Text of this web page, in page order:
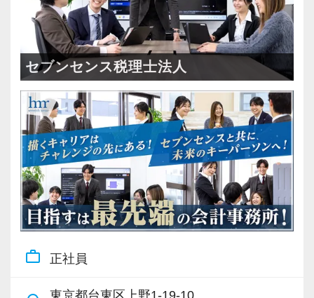
税理士はサービス業です。誠実に仕事を行い、
お客様に満足していただくことを大事にしてく
れる方を求めています。
スキルと経験に合わせてキャリアを重ねつつ、
部下のマネジメントも少しずつお任せして自信
を持っていけるよう私たちもバックアップしま
す。
最初は自信が無くても意欲があれば大丈夫で
す。
一緒に事務所を盛り立てていただける方をお待
ちしています！
・情熱を持って仕事ができ、途中で諦めない人
など、相談・雑談・声かけなど会話の種類を問
わず誰もが気軽にコミュニケーションを楽しめ
る雰囲気があります。
悩んでいるスタッフがいれば「何かあった
り出します。
頑張れば頑張った分だけ評価されるため、希望
すればリーダーや管理職のようなポジションへ
のチャレンジも可能。
税務の知識やスキルだけではない「人に信頼さ
れるマネジメント力」を身に付けたい方は、ぜ
ひ当社の横浜オフィスで一緒に働きましょう！
【ご紹介が多い安定企業でお客様から一番に信
◆仕事やチームの課題にはみんなで解決に臨
みます！
私たち自身も設立から間もないベンチャー組織
です。
一人ひとりの振る舞いがこれからの組織のカル
チャーを作ります。
自分たちの手で、イチから会社組織を作ってい
くという経験は、他の事務所ではなかなかでき
ません。
世の中のすべての起業家のために、メンバー全
当に価値のあるサービスを提供し続けることに
セブンセンス税理士法人
work_outline 正社員
東京都台東区上野1-19-10